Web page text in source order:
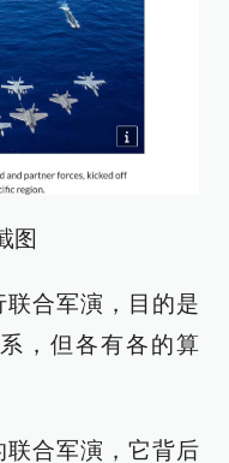
图
合军演，目的是
，但各有各的算
联合军演，它背后